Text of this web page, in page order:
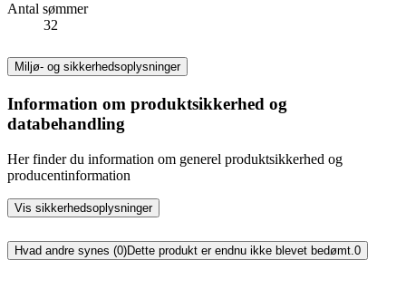
Antal sømmer
32
Miljø- og sikkerhedsoplysninger
Information om produktsikkerhed og
databehandling
Her finder du information om generel produktsikkerhed og
producentinformation
Vis sikkerhedsoplysninger
Hvad andre synes (0)Dette produkt er endnu ikke blevet bedømt. 0